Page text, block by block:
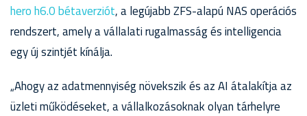
hero h6.0 bétaverziót, a legújabb ZFS-alapú NAS operációs
rendszert, amely a vállalati rugalmasság és intelligencia
egy új szintjét kínálja.
„Ahogy az adatmennyiség növekszik és az AI átalakítja az
üzleti működéseket, a vállalkozásoknak olyan tárhelyre